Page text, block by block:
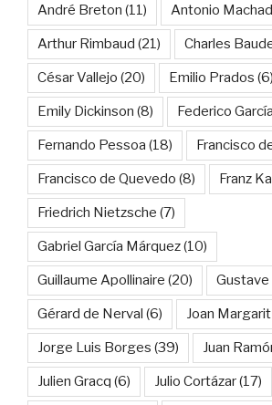
André Breton (11) Antonio
Arthur Rimbaud (21) Charles
César Vallejo (20) Emilio Prados (6)
Emily Dickinson (8) Federico
Fernando Pessoa (18) Francisco
Francisco de Quevedo (8) Franz
Friedrich Nietzsche (7)
Gabriel García Márquez(10)
Guillaume Apollinaire (20)
Gérard de Nerval (6) Joan Margarit
Jorge Luis Borges (39) Juan
Julien Gracq (6) Julio Cortázar(17)